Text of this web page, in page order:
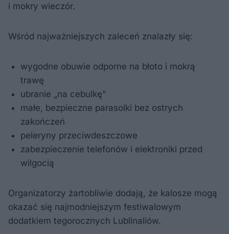
i mokry wieczór.
Wśród najważniejszych zaleceń znalazły się:
wygodne obuwie odporne na błoto i mokrą
trawę
ubranie „na cebulkę”
małe, bezpieczne parasolki bez ostrych
zakończeń
peleryny przeciwdeszczowe
zabezpieczenie telefonów i elektroniki przed
wilgocią
Organizatorzy żartobliwie dodają, że kalosze mogą
okazać się najmodniejszym festiwalowym
dodatkiem tegorocznych Lublinaliów.